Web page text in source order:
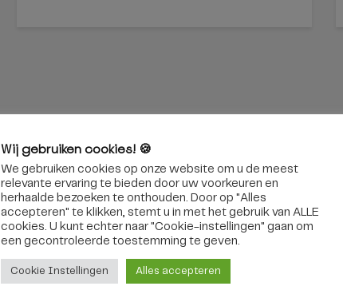
Wij gebruiken cookies! 🍪
We gebruiken cookies op onze website om u de meest
relevante ervaring te bieden door uw voorkeuren en
herhaalde bezoeken te onthouden. Door op "Alles
accepteren" te klikken, stemt u in met het gebruik van ALLE
cookies. U kunt echter naar "Cookie-instellingen" gaan om
een ​​gecontroleerde toestemming te geven.
Cookie Instellingen Alles accepteren